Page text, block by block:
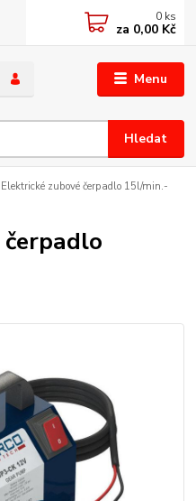
Menu
Hledat
0 ks
za 0,00 Kč
Elektrické zubové čerpadlo 15l/min.-